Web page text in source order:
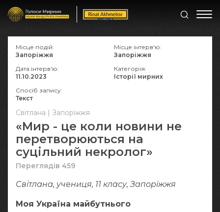
Світлана | Запоріжжя
«Мир - це коли новини не
перетворюються на
суцільний некролог»
Переглядів 459
Світлана, учениця, 11 класу, Запоріжжя
Моя Україна майбутнього
Місце подій:
Запоріжжя
Місце інтерв'ю:
Запоріжжя
Дата інтерв'ю:
11.10.2023
Категорія:
Історії мирних
Спосіб запису:
Текст